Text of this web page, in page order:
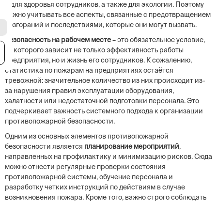
и для здоровья сотрудников, а также для экологии. Поэтому
важно учитывать все аспекты, связанные с предотвращением
возгораний и последствиями, которые они могут вызвать.
Безопасность на рабочем месте– это обязательное условие,
от которого зависит не только эффективность работы
предприятия, но и жизнь его сотрудников. К сожалению,
статистика по пожарам на предприятиях остаётся
тревожной: значительное количество из них происходит из-
за нарушения правил эксплуатации оборудования,
халатности или недостаточной подготовки персонала. Это
подчеркивает важность системного подхода к организации
противопожарной безопасности.
Одним из основных элементов противопожарной
безопасности является планирование мероприятий,
направленных на профилактику и минимизацию рисков. Сюда
можно отнести регулярные проверки состояния
противопожарной системы, обучение персонала и
разработку четких инструкций по действиям в случае
возникновения пожара. Кроме того, важно строго соблюдать